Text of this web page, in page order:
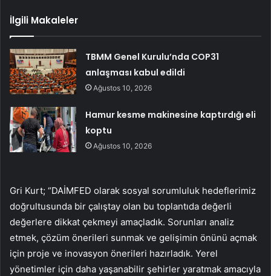
İlgili Makaleler
TBMM Genel Kurulu’nda COP31
anlaşması kabul edildi
Ağustos 10, 2026
Hamur kesme makinesine kaptırdığı eli
koptu
Ağustos 10, 2026
Gri Kurt; “DAİMFED olarak sosyal sorumluluk hedeflerimiz
doğrultusunda bir çalıştay olan bu toplantıda değerli
değerlere dikkat çekmeyi amaçladık. Sorunları analiz
etmek, çözüm önerileri sunmak ve gelişimin önünü açmak
için proje ve inovasyon önerileri hazırladık. Yerel
yönetimler için daha yaşanabilir şehirler yaratmak amacıyla